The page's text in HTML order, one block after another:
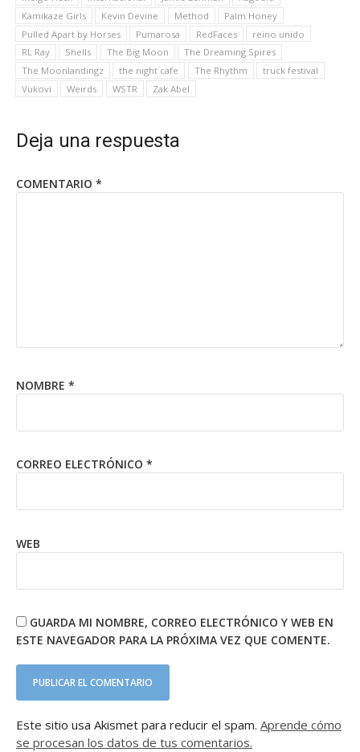
Kamikaze Girls
Kevin Devine Method
Palm Honey
Pulled Apart by Horses
Pumarosa RedFaces
reino unido
RL Ray
Shells The Big Moon
The Dreaming Spires
The Moonlandingz
the night cafe The Rhythm
truck festival
Vukovi
Weirds WSTR Zak Abel
Deja una respuesta
COMENTARIO *
NOMBRE *
CORREO ELECTRÓNICO *
WEB
GUARDA MI NOMBRE, CORREO ELECTRÓNICO Y WEB EN
ESTE NAVEGADOR PARA LA PRÓXIMA VEZ QUE COMENTE.
Este sitio usa Akismet para reducir el spam. Aprende cómo
se procesan los datos de tus comentarios.